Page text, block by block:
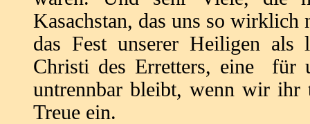
Kasachstan, das uns so
das Fest unserer Heiligen als
Christi des Erretters, eine für
untrennbar bleibt, wenn wir ihr
Treue ein.